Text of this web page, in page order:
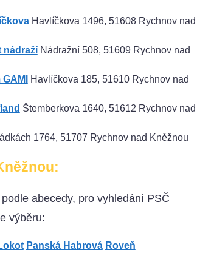
Havlíčkova 1496, 51608 Rychnov nad
nádražíNádražní 508, 51609 Rychnov nad
Havlíčkova 185, 51610 Rychnov nad
Štemberkova 1640, 51612 Rychnov nad
1764, 51707 Rychnov nad Kněžnou
abecedy, pro vyhledání PSČ
výběru:
Panská Habrová Roveň